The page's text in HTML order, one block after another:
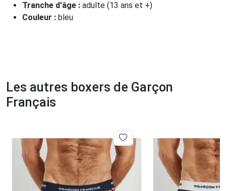
Tranche d'âge : adulte (13 ans et +)
Couleur : bleu
Les autres boxers de Garçon
Français